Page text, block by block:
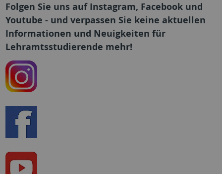
Folgen Sie uns auf Instagram, Facebook und
Youtube - und verpassen Sie keine aktuellen
Informationen und Neuigkeiten für
Lehramtsstudierende mehr!